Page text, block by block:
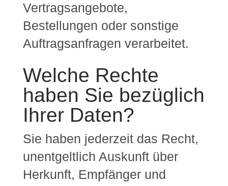
Vertragsangebote,
Bestellungen oder sonstige
Auftragsanfragen verarbeitet.
Welche Rechte
haben Sie bezüglich
Ihrer Daten?
Sie haben jederzeit das Recht,
unentgeltlich Auskunft über
Herkunft, Empfänger und